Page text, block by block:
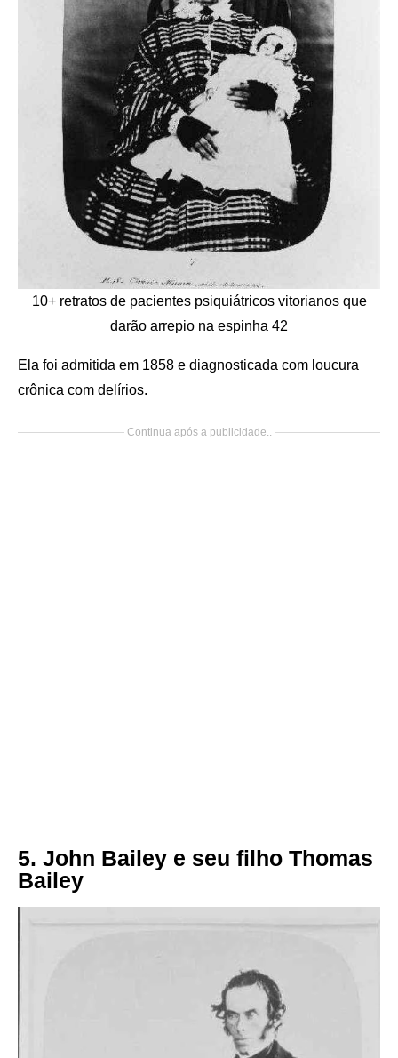
10+ retratos de pacientes psiquiátricos vitorianos que
darão arrepio na espinha 42
Ela foi admitida em 1858 e diagnosticada com loucura
crônica com delírios.
Continua após a publicidade..
5. John Bailey e seu filho Thomas
Bailey